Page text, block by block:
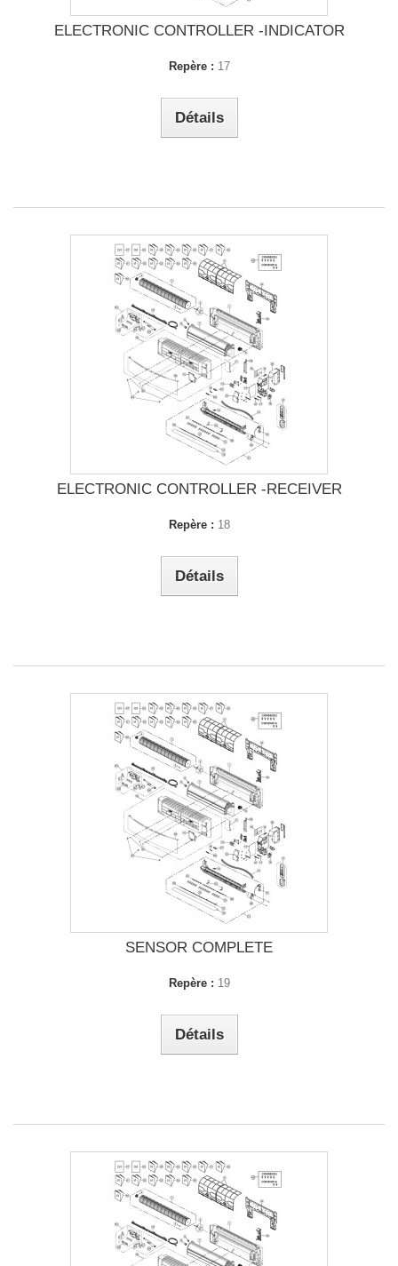
ELECTRONIC CONTROLLER -INDICATOR
Repère : 17
Détails
ELECTRONIC CONTROLLER -RECEIVER
Repère : 18
Détails
SENSOR COMPLETE
Repère : 19
Détails